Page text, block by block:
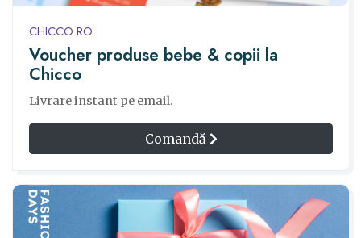
CHICCO.RO
Voucher produse bebe & copii la
Chicco
Livrare instant pe email.
Comandă